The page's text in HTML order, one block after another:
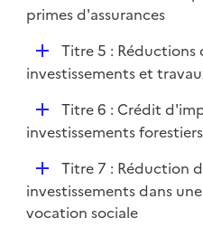
primes d'assurances
D
é
i
Titre 5 :
investissements et
D
é
i
e
Titre 6 : Crédit
investissements forestiers
D
é
p
Titre 7 : Réduction
investissements dans
vocation sociale